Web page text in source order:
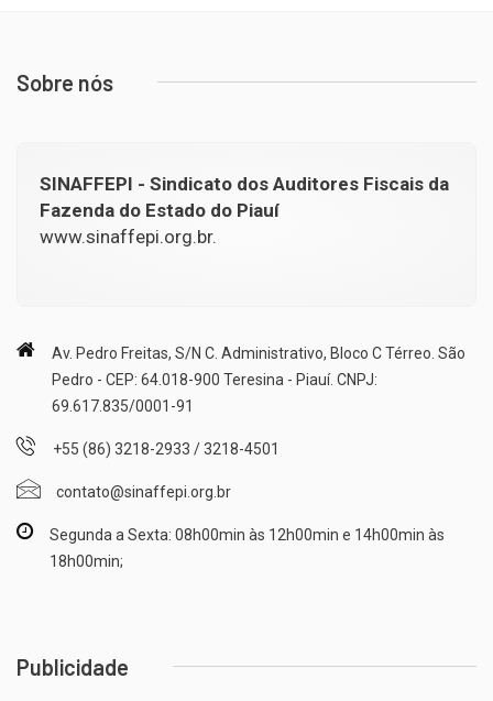
Sobre nós
SINAFFEPI - Sindicato dos Auditores Fiscais da
Fazenda do Estado do Piauí
www.sinaffepi.org.br.
Av. Pedro Freitas, S/N C. Administrativo, Bloco C Térreo. São
Pedro - CEP: 64.018-900 Teresina - Piauí. CNPJ:
69.617.835/0001-91
+55 (86) 3218-2933 / 3218-4501
contato@sinaffepi.org.br
Segunda a Sexta: 08h00min às 12h00min e 14h00min às
18h00min;
Publicidade